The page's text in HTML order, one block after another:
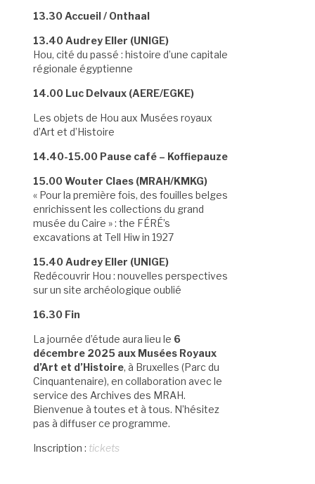
13.30 Accueil / Onthaal
13.40 Audrey Eller (UNIGE)
Hou, cité du passé : histoire d’une capitale
régionale égyptienne
14.00 Luc Delvaux (AERE/EGKE)
Les objets de Hou aux Musées royaux
d’Art et d’Histoire
14.40-15.00 Pause café – Koffiepauze
15.00 Wouter Claes (MRAH/KMKG)
« Pour la première fois, des fouilles belges
enrichissent les collections du grand
musée du Caire » : the FÉRÉ’s
excavations at Tell Hiw in 1927
15.40 Audrey Eller (UNIGE)
Redécouvrir Hou : nouvelles perspectives
sur un site archéologique oublié
16.30 Fin
La journée d’étude aura lieu le 6
décembre 2025 aux Musées Royaux
d’Art et d’Histoire, à Bruxelles (Parc du
Cinquantenaire), en collaboration avec le
service des Archives des MRAH.
Bienvenue à toutes et à tous. N’hésitez
pas à diffuser ce programme.
Inscription : tickets